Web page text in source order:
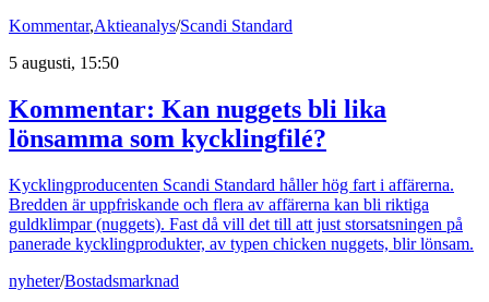
Kommentar,Aktieanalys/Scandi Standard
5 augusti, 15:50
Kommentar: Kan nuggets bli lika
lönsamma som kycklingfilé?
Kycklingproducenten Scandi Standard håller hög fart i affärerna.
Bredden är uppfriskande och flera av affärerna kan bli riktiga
guldklimpar (nuggets). Fast då vill det till att just storsatsningen på
panerade kycklingprodukter, av typen chicken nuggets, blir lönsam.
nyheter/Bostadsmarknad